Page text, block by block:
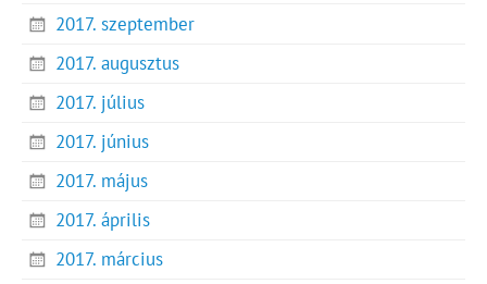
2017. szeptember
2017. augusztus
2017. július
2017. június
2017. május
2017. április
2017. március